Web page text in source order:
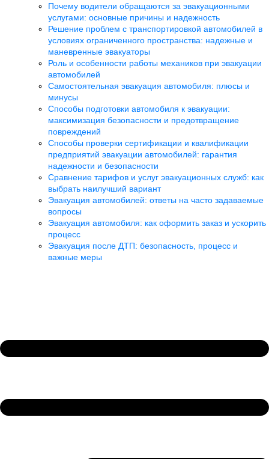
Почему водители обращаются за эвакуационными
услугами: основные причины и надежность
Решение проблем с транспортировкой автомобилей в
условиях ограниченного пространства: надежные и
маневренные эвакуаторы
Роль и особенности работы механиков при эвакуации
автомобилей
Самостоятельная эвакуация автомобиля: плюсы и
минусы
Способы подготовки автомобиля к эвакуации:
максимизация безопасности и предотвращение
повреждений
Способы проверки сертификации и квалификации
предприятий эвакуации автомобилей: гарантия
надежности и безопасности
Сравнение тарифов и услуг эвакуационных служб: как
выбрать наилучший вариант
Эвакуация автомобилей: ответы на часто задаваемые
вопросы
Эвакуация автомобиля: как оформить заказ и ускорить
процесс
Эвакуация после ДТП: безопасность, процесс и
важные меры